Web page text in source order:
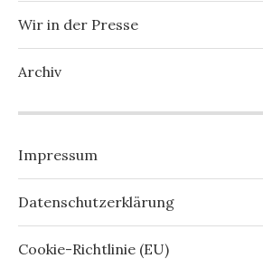
Wir in der Presse
Archiv
Impressum
Datenschutzerklärung
Cookie-Richtlinie (EU)